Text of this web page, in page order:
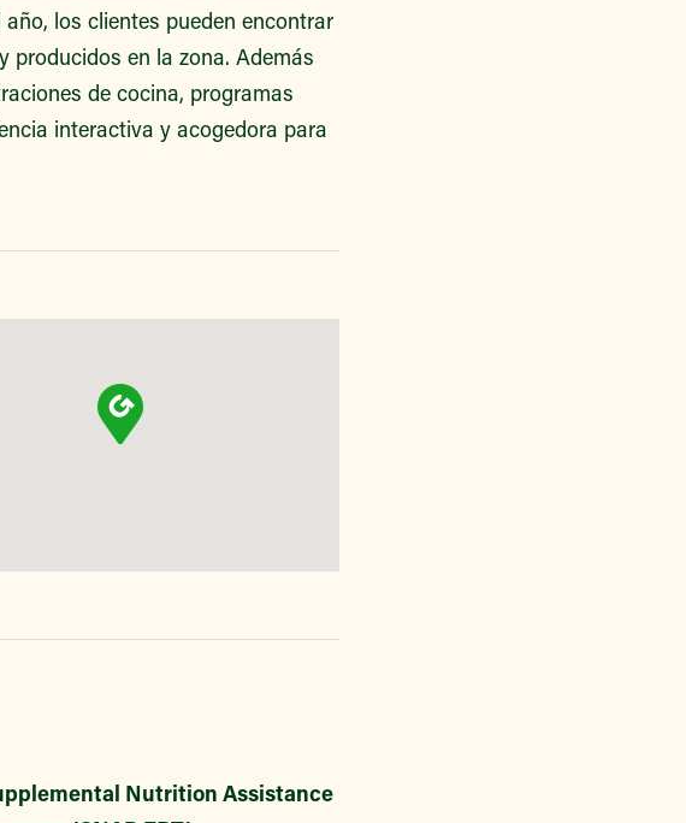
los clientes pueden encontrar
producidos en la zona. Además
de cocina, programas
interactiva y acogedora para
Nutrition Assistance